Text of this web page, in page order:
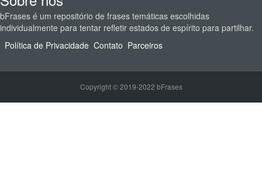
bFrases é um repositório de frases temáticas escolhidas
individualmente para tentar refletir estados de espírito para partilhar.
Política de Privacidade Contato Parceiros
Copyright © 2019-2022 bFrases